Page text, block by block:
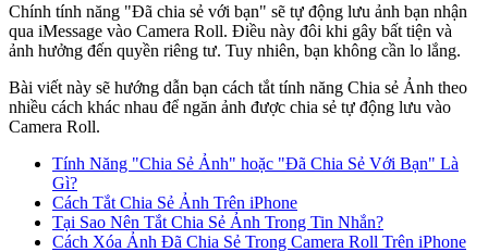
Chính tính năng "Đã chia sẻ với bạn" sẽ tự động lưu ảnh bạn nhận
qua iMessage vào Camera Roll. Điều này đôi khi gây bất tiện và
ảnh hưởng đến quyền riêng tư. Tuy nhiên, bạn không cần lo lắng.
Bài viết này sẽ hướng dẫn bạn cách tắt tính năng Chia sẻ Ảnh theo
nhiều cách khác nhau để ngăn ảnh được chia sẻ tự động lưu vào
Camera Roll.
Tính Năng "Chia Sẻ Ảnh" hoặc "Đã Chia Sẻ Với Bạn" Là
Gì?
Cách Tắt Chia Sẻ Ảnh Trên iPhone
Tại Sao Nên Tắt Chia Sẻ Ảnh Trong Tin Nhắn?
Cách Xóa Ảnh Đã Chia Sẻ Trong Camera Roll Trên iPhone